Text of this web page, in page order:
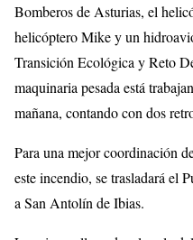
Bomberos de Asturias, el
helicóptero Mike y un
Transición Ecológica y Reto
maquinaria pesada está
mañana, contando con dos
Para una mejor coordinación
este incendio, se trasladará el
a San Antolín de Ibias.